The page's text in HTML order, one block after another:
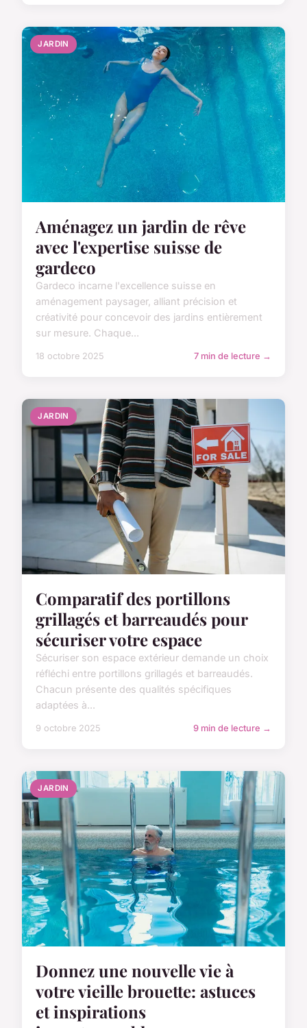
JARDIN
Aménagez un jardin de rêve
avec l'expertise suisse de
gardeco
Gardeco incarne l'excellence suisse en
aménagement paysager, alliant précision et
créativité pour concevoir des jardins entièrement
sur mesure. Chaque...
18 octobre 2025 7 min de lecture →
JARDIN
Comparatif des portillons
grillagés et barreaudés pour
sécuriser votre espace
Sécuriser son espace extérieur demande un choix
réfléchi entre portillons grillagés et barreaudés.
Chacun présente des qualités spécifiques
adaptées à...
9 octobre 2025 9 min de lecture →
JARDIN
Donnez une nouvelle vie à
votre vieille brouette: astuces
et inspirations